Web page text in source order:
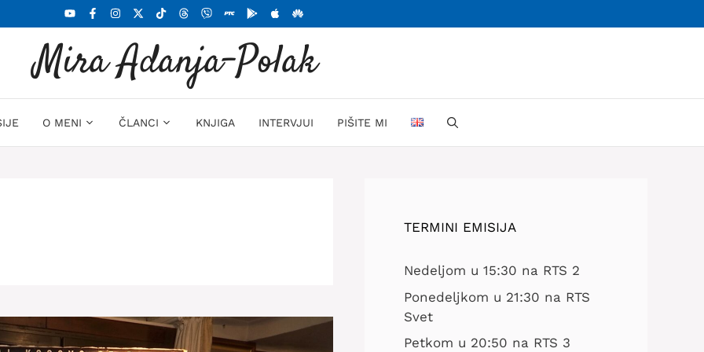
Mira Adanja-Polak
O MENI ČLANCI KNJIGA INTERVJUI PIŠITE MI
TERMINI EMISIJA
Nedeljom u 15:30 na RTS 2
Ponedeljkom u 21:30 na RTS
Svet
Petkom u 20:50 na RTS 3